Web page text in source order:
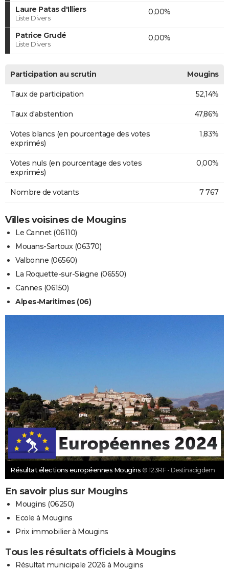
Laure Patas d'Illiers
Liste Divers
0,00%
Patrice Grudé
Liste Divers
0,00%
Participation au scrutin Mougins
Taux de participation 52,14%
Taux d'abstention 47,86%
Votes blancs (en pourcentage des votes
exprimés)
1,83%
Votes nuls (en pourcentage des votes
exprimés)
0,00%
Nombre de votants 7 767
Villes voisines de Mougins
Le Cannet (06110)
Mouans-Sartoux (06370)
Valbonne (06560)
La Roquette-sur-Siagne (06550)
Cannes (06150)
Alpes-Maritimes (06)
Résultat élections européennes Mougins © 123RF - Destinacigdem
En savoir plus sur Mougins
Mougins (06250)
Ecole à Mougins
Prix immobilier à Mougins
Tous les résultats officiels à Mougins
Résultat municipale 2026 à Mougins